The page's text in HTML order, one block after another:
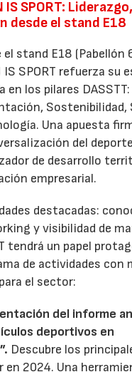
IS SPORT:
desde el stand E18
el stand E18 (Pabellón
IS SPORT refuerza su
en los pilares
Sostenibilidad,
Una apuesta
del
de desarrollo
empresarial.
destacadas:
y visibilidad de
tendrá un papel
de actividades con
el sector:
del informe
deportivos en
Descubre los
en 2024. Una